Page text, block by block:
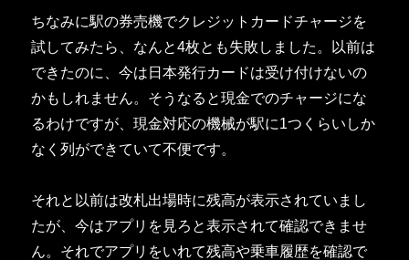
ちなみに駅の券売機でクレジットカードチャージを
試してみたら、なんと4枚とも失敗しました。以前は
できたのに、今は日本発行カードは受け付けないの
かもしれません。そうなると現金でのチャージにな
るわけですが、現金対応の機械が駅に1つくらいしか
なく列ができていて不便です。
それと以前は改札出場時に残高が表示されていまし
たが、今はアプリを見ろと表示されて確認できませ
ん。それでアプリをいれて残高や乗車履歴を確認で